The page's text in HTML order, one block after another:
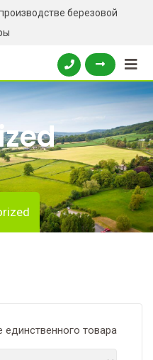
березовой
товара